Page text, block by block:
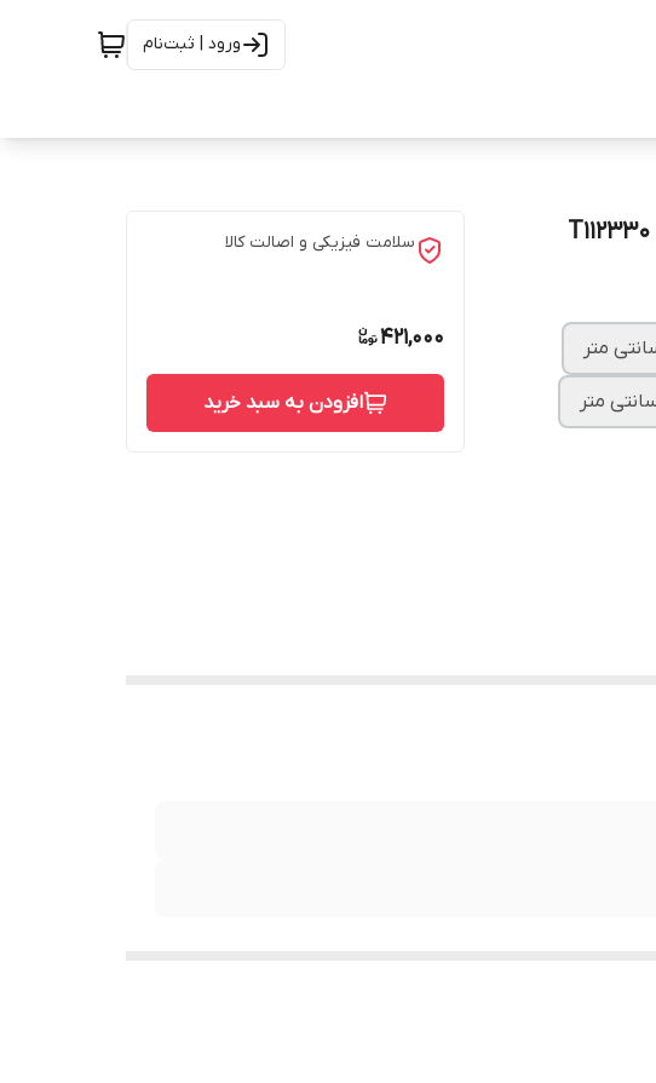
ورود | ثبت‌نام
سلامت فیزیکی و اصالت کالا
421,000
افزودن به سبد خرید